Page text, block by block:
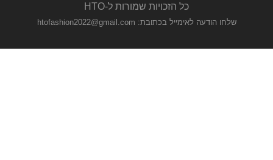
כל הזכויות שמורות ל-HTO
שלחו הודעה לאימייל בכתובת: htofashion2022@gmail.com